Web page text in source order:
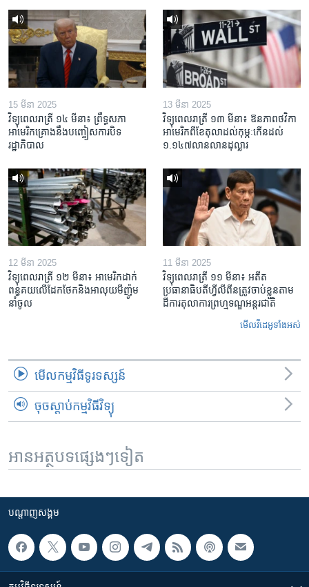
15 មីនា 2025
វិទ្យុពេលរាត្រី ១៤ មីនា៖ ព្រឹទ្ធសភា
អាមេរិកគ្រោងនឹងបញ្ចៀសការបិទ
រដ្ឋាភិបាល
13 មីនា 2025
វិទ្យុពេលរាត្រី ១៣ មីនា៖ ឱនភាព​ថវិកា​
អាមេរិក​ពី​ខែ​តុលា​ដល់​កុម្ភៈ​កើន​ដល់​
១.១៤៧​លានលាន​ដុល្លារ
12 មីនា 2025
វិទ្យុពេលរាត្រី ១២ មីនា៖ អាមេរិក​ដាក់​
ពន្ធគយ​លើ​ដែកថែក​និង​អាលុយ​មីញ៉ូម​
នាំចូល
11 មីនា 2025
វិទ្យុពេលរាត្រី ១១ មីនា៖ អតីត​
ប្រធានាធិបតីហ្វីលីពីន​ត្រូវ​ចាប់ខ្លួនតាម
ដីការ​តុលាការ​ព្រហ្មទណ្ឌ​អន្តរជាតិ
មើល​វីដេអូ​ទាំង​អស់
មើល​កម្មវិធី​ទូរទស្សន៍
ចុចស្តាប់កម្មវិធីវិទ្យុ
អានអត្ថបទផ្សេងៗទៀត
បណ្តាញ​សង្គម